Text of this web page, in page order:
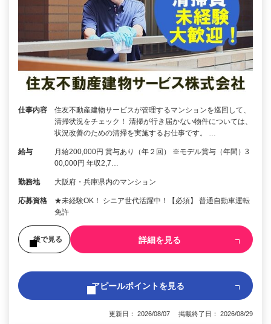
仕事内容
住友不動産建物サービスが管理するマンションを巡回して、
清掃状況をチェック！ 清掃が行き届かない物件については、
状況改善のための清掃を実施するお仕事です。 …
給与
月給200,000円 賞与あり（年２回） ※モデル賞与（年間）3
00,000円 年収2,7…
勤務地 大阪府・兵庫県内のマンション
応募資格
★未経験OK！ シニア世代活躍中！【必須】 普通自動車運転
免許
後で見る 詳細を見る
アピールポイントを見る
更新日： 2026/08/07 掲載終了日： 2026/08/29